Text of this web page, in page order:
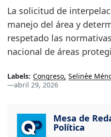
La solicitud de
manejo del área y
respetado las
nacional de áreas
Labels: Congreso Selinée
—abril 29, 2026
Mesa de
Política